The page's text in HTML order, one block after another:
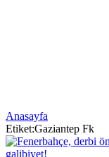
Anasayfa
Etiket:Gaziantep Fk